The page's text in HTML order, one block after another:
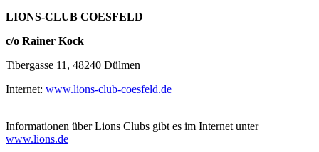
LIONS-CLUB COESFELD
c/o Rainer Kock
Tibergasse 11, 48240 Dülmen
Internet: www.lions-club-coesfeld.de
Informationen über Lions Clubs gibt es im Internet unter
www.lions.de